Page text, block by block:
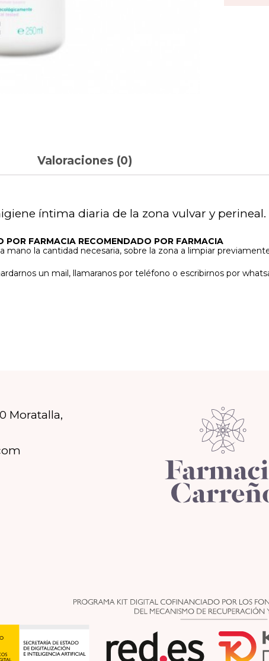
Valoraciones (0)
íntima diaria de la zona vulvar y perineal.
POR FARMACIA RECOMENDADO POR FARMACIA
mano la cantidad necesaria, sobre la zona a limpiar
un mail, llamaranos por teléfono o escribirnos por
Moratalla,